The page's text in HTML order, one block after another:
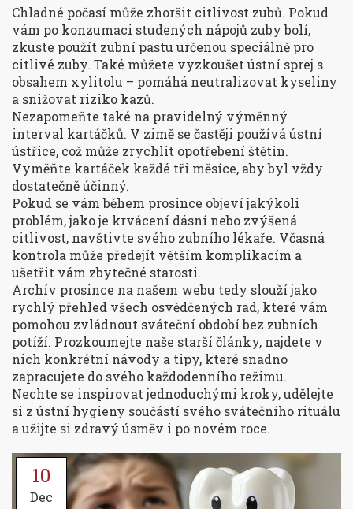
Chladné počasí může zhoršit citlivost zubů. Pokud
vám po konzumaci studených nápojů zuby bolí,
zkuste použít zubní pastu určenou speciálně pro
citlivé zuby. Také můžete vyzkoušet ústní sprej s
obsahem xylitolu – pomáhá neutralizovat kyseliny
a snižovat riziko kazů.
Nezapomeňte také na pravidelný výměnný
interval kartáčků. V zimě se častěji používá ústní
ústřice, což může zrychlit opotřebení štětin.
Vyměňte kartáček každé tři měsíce, aby byl vždy
dostatečně účinný.
Pokud se vám během prosince objeví jakýkoli
problém, jako je krvácení dásní nebo zvýšená
citlivost, navštivte svého zubního lékaře. Včasná
kontrola může předejít větším komplikacím a
ušetřit vám zbytečné starosti.
Archív prosince na našem webu tedy slouží jako
rychlý přehled všech osvědčených rad, které vám
pomohou zvládnout sváteční období bez zubních
potíží. Prozkoumejte naše starší články, najdete v
nich konkrétní návody a tipy, které snadno
zapracujete do svého každodenního režimu.
Nechte se inspirovat jednoduchými kroky, udělejte
si z ústní hygieny součástí svého svátečního rituálu
a užijte si zdravý úsměv i po novém roce.
10
Dec